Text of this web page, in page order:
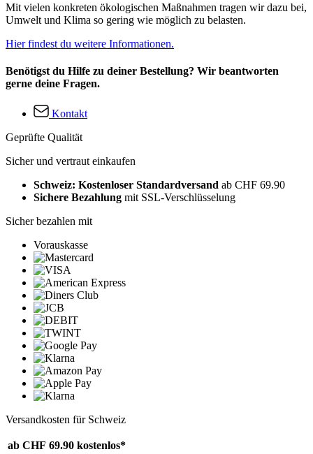
Mit vielen konkreten ökologischen Maßnahmen tragen wir dazu bei,
Umwelt und Klima so gering wie möglich zu belasten.
Hier findest du weitere Informationen.
Benötigst du Hilfe zu deiner Bestellung? Wir beantworten
gerne deine Fragen.
Kontakt
Geprüfte Qualität
Sicher und vertraut einkaufen
Schweiz: Kostenloser Standardversand ab CHF 69.90
Sichere Bezahlung mit SSL-Verschlüsselung
Sicher bezahlen mit
Vorauskasse
Versandkosten für Schweiz
ab CHF 69.90 kostenlos*